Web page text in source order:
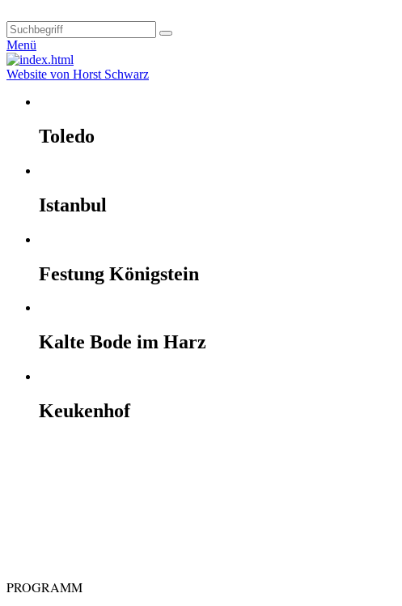
Menü
Website von Horst Schwarz
Toledo
Istanbul
Festung Königstein
Kalte Bode im Harz
Keukenhof
PROGRAMM